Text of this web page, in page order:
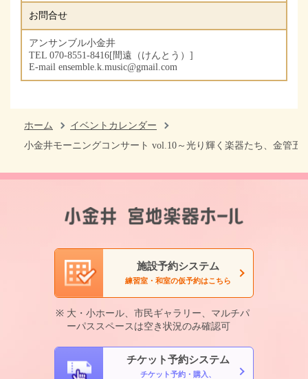
お問合せ
アンサンブル小金井
TEL 070-8551-8416[間遠（けんとう）]
E-mail ensemble.k.music@gmail.com
ホーム
イベントカレンダー
小金井モーニングコンサート vol.10～光り輝く楽器たち、金管五
施設予約システム
練習室・和室の仮予約はこちら
大・小ホール、市民ギャラリー、マルチパ
ーパススペースは空き状況のみ確認可
チケット予約システム
チケット予約・購入、